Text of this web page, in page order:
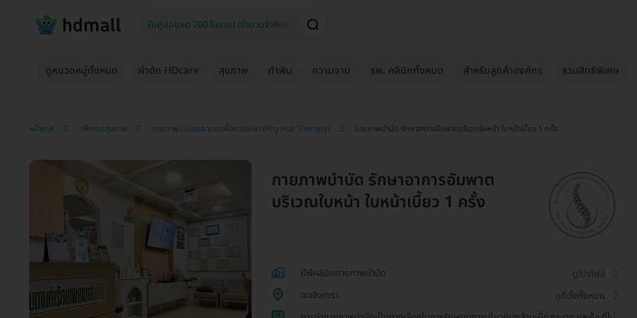
ดูหมวดหมู่ทั้งหมด ผ่าตัด HDcare สุขภาพ ทำฟัน ความงาม รพ. คลินิกทั้งหมด สำหรับลูกค้าองค์กร รวมสิทธิพิเศษ
หน้าแรก แพ็กเกจสุขภาพ กายภาพบำบัดและนวดเพื่อการรักษา (Physical Therapy) กายภาพบำบัด รักษาอาการอัมพาตบริเวณใบหน้า ใบหน้าเบี้ยว 1 ครั้ง
กายภาพบำบัด รักษาอาการอัมพาต
บริเวณใบหน้า ใบหน้าเบี้ยว 1 ครั้ง
บีพีคลินิกกายภาพบำบัด
ดูโปรไฟล์
ฉะเชิงเทรา
ดูที่ตั้งทั้งหมด